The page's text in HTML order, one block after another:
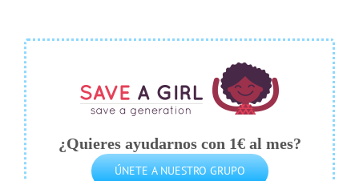
¿Quieres ayudarnos con 1€ al mes?
ÚNETE A NUESTRO GRUPO